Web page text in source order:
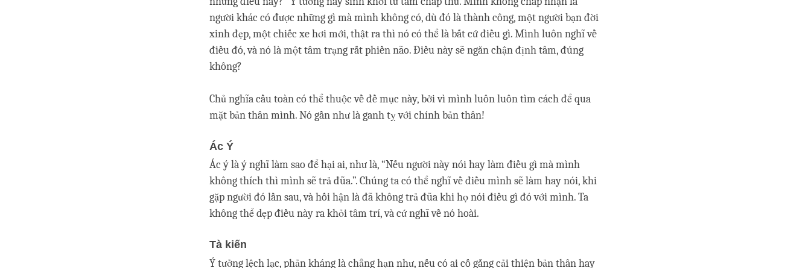
người khác có được những gì mà mình không có, dù đó là thành công, một người bạn đời
xinh đẹp, một chiếc xe hơi mới, thật ra thì nó có thể là bất cứ điều gì. Mình luôn nghĩ về
điều đó, và nó là một tâm trạng rất phiền não. Điều này sẽ ngăn chận định tâm, đúng
không?
Chủ nghĩa cầu toàn có thể thuộc về đề mục này, bởi vì mình luôn luôn tìm cách để qua
mặt bản thân mình. Nó gần như là ganh tỵ với chính bản thân!
Ác Ý
Ác ý là ý nghĩ làm sao để hại ai, như là, “Nếu người này nói hay làm điều gì mà mình
không thích thì mình sẽ trả đũa.”. Chúng ta có thể nghĩ về điều mình sẽ làm hay nói, khi
gặp người đó lần sau, và hối hận là đã không trả đũa khi họ nói điều gì đó với mình. Ta
không thể dẹp điều này ra khỏi tâm trí, và cứ nghĩ về nó hoài.
Tà kiến
Ý tưởng lệch lạc, phản kháng là chẳng hạn như, nếu có ai cố gắng cải thiện bản thân hay